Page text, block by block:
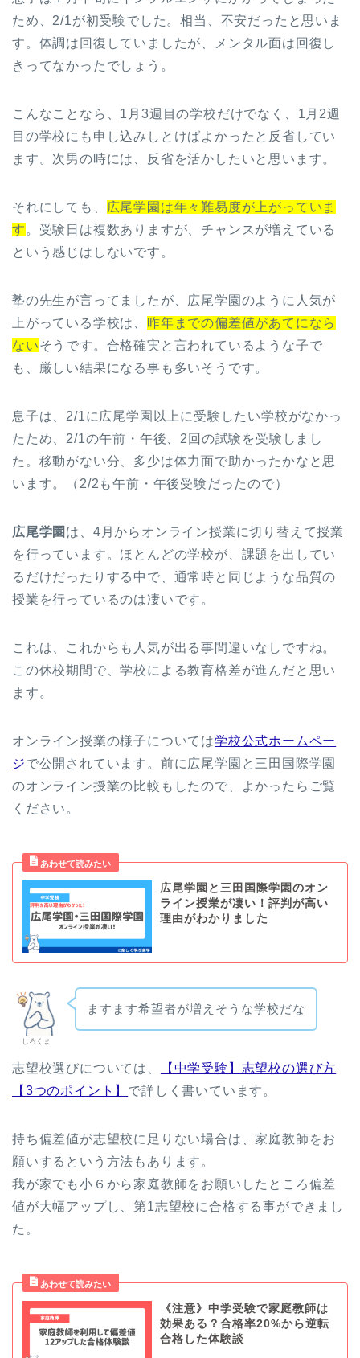
ため、2/1が初受験でした。相当、不安だったと思いま
す。体調は回復していましたが、メンタル面は回復し
きってなかったでしょう。
こんなことなら、1月3週目の学校だけでなく、1月2週
目の学校にも申し込みしとけばよかったと反省してい
ます。次男の時には、反省を活かしたいと思います。
それにしても、
広尾学園は年々難易度が上がっていま
す 。受験日は複数ありますが、チャンスが増えている
という感じはしないです。
塾の先生が言ってましたが、広尾学園のように人気が
上がっている学校は、 昨年までの偏差値があてになら
ないそうです。合格確実と言われているような子で
も、厳しい結果になる事も多いそうです。
息子は、2/1に広尾学園以上に受験したい学校がなかっ
たため、2/1の午前・午後、2回の試験を受験しまし
た。移動がない分、多少は体力面で助かったかなと思
います。（2/2も午前・午後受験だったので）
広尾学園 は、4月からオンライン授業に切り替えて授業
を行っています。ほとんどの学校が、課題を出してい
るだけだったりする中で、通常時と同じような品質の
授業を行っているのは凄いです。
これは、これからも人気が出る事間違いなしですね。
この休校期間で、学校による教育格差が進んだと思い
ます。
オンライン授業の様子については学校公式ホームペー
ジで公開されています。前に広尾学園と三田国際学園
のオンライン授業の比較もしたので、よかったらご覧
ください。
広尾学園と三田国際学園のオン
ライン授業が凄い！評判が高い
理由がわかりました
しろくま
ますます希望者が増えそうな学校だな
志望校選びについては、
【中学受験】志望校の選び方
【3つのポイント】 で詳しく書いています。
持ち偏差値が志望校に足りない場合は、家庭教師をお
願いするという方法もあります。
我が家でも小６から家庭教師をお願いしたところ偏差
値が大幅アップし、第1志望校に合格する事ができまし
た。
《注意》中学受験で家庭教師は
効果ある？合格率20%から逆転
合格した体験談